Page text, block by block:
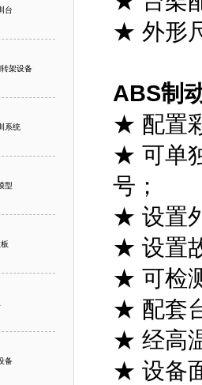
台
架设备
系统
型
备
★ 外形
ABS制
★ 配置
★ 可单
号；
★ 设置
★ 设置
★ 可检
★ 配套
★ 经高
★ 设备